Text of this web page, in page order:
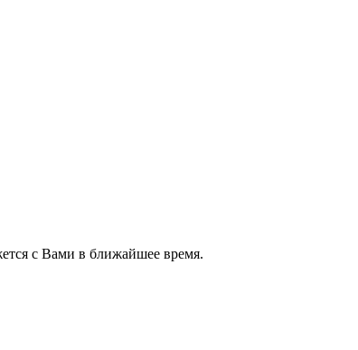
с Вами в ближайшее время.